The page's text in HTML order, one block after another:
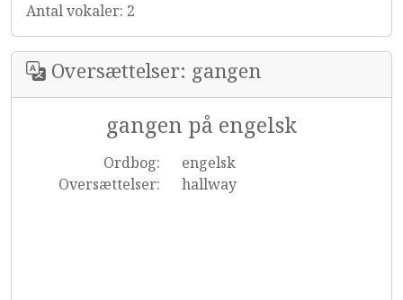
Antal vokaler: 2
Oversættelser: gangen
gangen på engelsk
Ordbog:
engelsk
Oversættelser:
hallway